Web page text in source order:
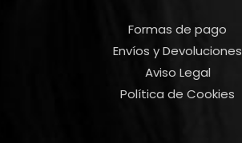
Formas de pago
Envíos y Devoluciones
Aviso Legal
Política de Cookies